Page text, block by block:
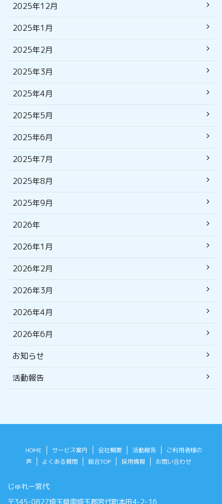
2025年12月
2025年1月
2025年2月
2025年3月
2025年4月
2025年5月
2025年6月
2025年7月
2025年8月
2025年9月
2026年
2026年1月
2026年2月
2026年3月
2026年4月
2026年6月
お知らせ
活動報告
HOME サービス案内 会社概要 活動報告
ご利用者様の
声
よくある質問 総合TOP 採用情報 お問い合わせ
じゅれー宮代
〒345-0827埼玉県南埼玉郡宮代町本田4-2-16